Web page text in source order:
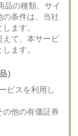
品の種類、サイ
の条件は、当社
ます。
えて、本サービ
ます。
）
ビスを利用し
他の有価証券